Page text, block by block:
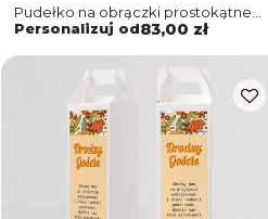
Pudełko na obrączki prostokątne
białe - Retro Style Motyw 1
Personalizuj od83,00 zł